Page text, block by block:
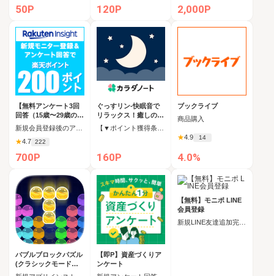
50P 120P 2,000P
【無料アンケート3回
回答（15歳〜29歳のみ
）】楽天インサイト
★4.7 222
700P
ぐっすリン-快眠音で
リラックス！癒しの音
で自然な睡眠-（メー
ルアドレス登録完了）
【▼ポイント獲得条件】記載の条件を達成
160P
ブックライブ
商品購入
★4.9 14
4.0%
バブルブロックパズル
(クラシックモードで4,
500点達成)_Android
【即P】資産づくりア
ンケート
【無料】モニポ LINE
会員登録